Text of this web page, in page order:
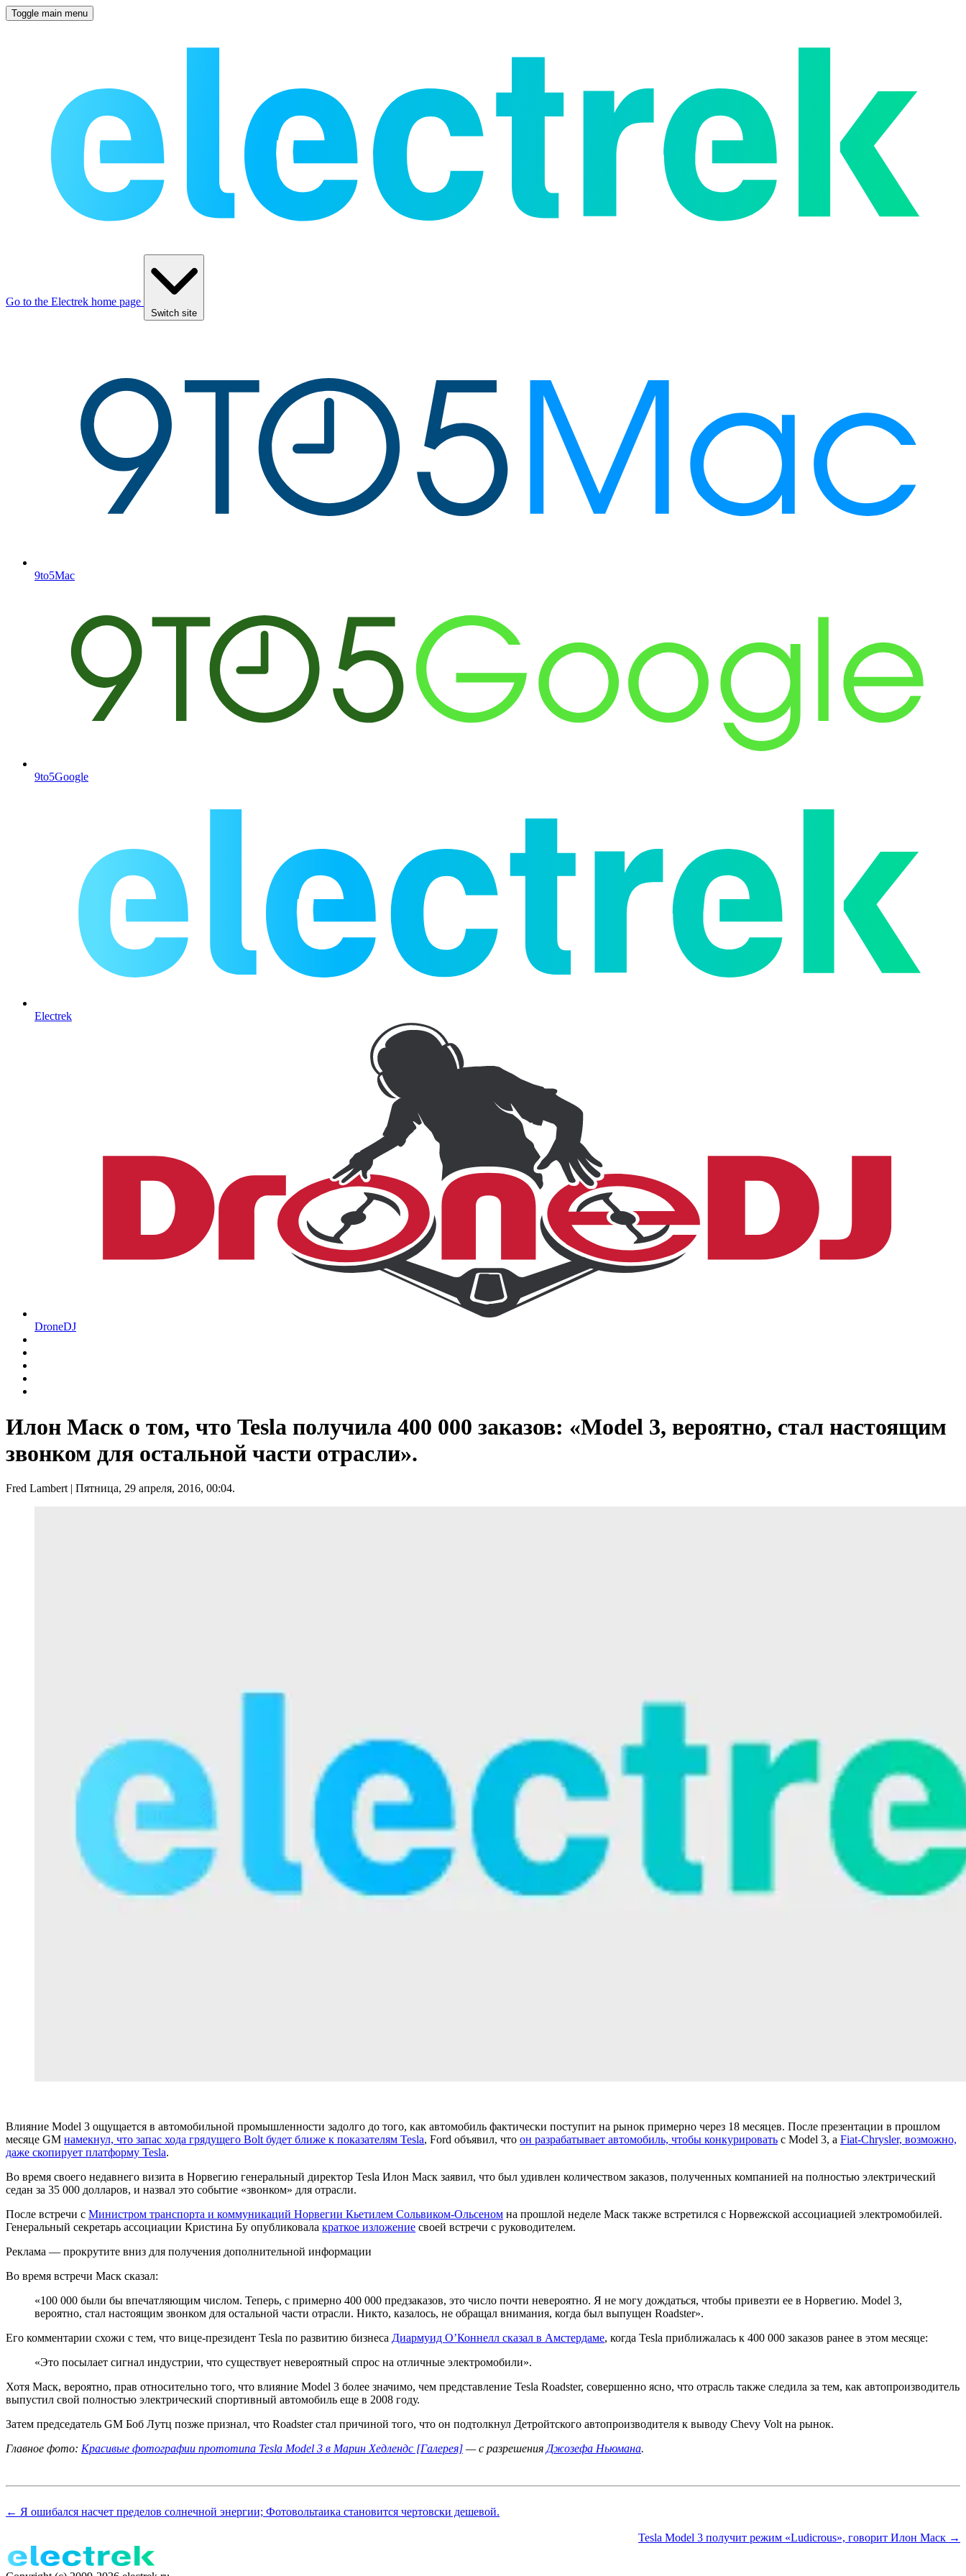
Toggle main menu
Go to the Electrek home page
Switch site
9to5Mac
9to5Google
Electrek
DroneDJ
Илон Маск о том, что Tesla получила 400 000 заказов: «Model 3, вероятно, стал настоящим
звонком для остальной части отрасли».
Fred Lambert | Пятница, 29 апреля, 2016, 00:04.
Влияние Model 3 ощущается в автомобильной промышленности задолго до того, как автомобиль фактически поступит на рынок примерно через 18 месяцев. После презентации в прошлом
месяце GM намекнул, что запас хода грядущего Bolt будет ближе к показателям Tesla, Ford объявил, что он разрабатывает автомобиль, чтобы конкурировать с Model 3, а Fiat-Chrysler, возможно,
даже скопирует платформу Tesla.
Во время своего недавнего визита в Норвегию генеральный директор Tesla Илон Маск заявил, что был удивлен количеством заказов, полученных компанией на полностью электрический
седан за 35 000 долларов, и назвал это событие «звонком» для отрасли.
После встречи с Министром транспорта и коммуникаций Норвегии Кьетилем Сольвиком-Ольсеном на прошлой неделе Маск также встретился с Норвежской ассоциацией электромобилей.
Генеральный секретарь ассоциации Кристина Бу опубликовала краткое изложение своей встречи с руководителем.
Реклама — прокрутите вниз для получения дополнительной информации
Во время встречи Маск сказал:
«100 000 были бы впечатляющим числом. Теперь, с примерно 400 000 предзаказов, это число почти невероятно. Я не могу дождаться, чтобы привезти ее в Норвегию. Model 3,
вероятно, стал настоящим звонком для остальной части отрасли. Никто, казалось, не обращал внимания, когда был выпущен Roadster».
Его комментарии схожи с тем, что вице-президент Tesla по развитию бизнеса Диармуид О’Коннелл сказал в Амстердаме, когда Tesla приближалась к 400 000 заказов ранее в этом месяце:
«Это посылает сигнал индустрии, что существует невероятный спрос на отличные электромобили».
Хотя Маск, вероятно, прав относительно того, что влияние Model 3 более значимо, чем представление Tesla Roadster, совершенно ясно, что отрасль также следила за тем, как автопроизводитель
выпустил свой полностью электрический спортивный автомобиль еще в 2008 году.
Затем председатель GM Боб Лутц позже признал, что Roadster стал причиной того, что он подтолкнул Детройтского автопроизводителя к выводу Chevy Volt на рынок.
Главное фото: Красивые фотографии прототипа Tesla Model 3 в Марин Хедлендс [Галерея] — с разрешения Джозефа Ньюмана.
← Я ошибался насчет пределов солнечной энергии; Фотовольтаика становится чертовски дешевой.
Tesla Model 3 получит режим «Ludicrous», говорит Илон Маск →